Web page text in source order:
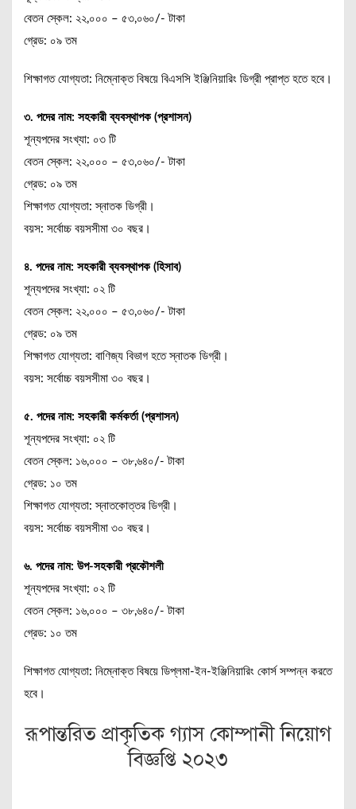
বেতন স্কেল: ২২,০০০ – ৫৩,০৬০/- টাকা
গ্রেড: ০৯ তম
শিক্ষাগত যোগ্যতা: নিম্নোক্ত বিষয়ে বিএসসি ইঞ্জিনিয়ারিং ডিগ্রী প্রাপ্ত হতে হবে।
৩. পদের নাম: সহকারী ব্যবস্থাপক (প্রশাসন)
শূন্যপদের সংখ্যা: ০৩ টি
বেতন স্কেল: ২২,০০০ – ৫৩,০৬০/- টাকা
গ্রেড: ০৯ তম
শিক্ষাগত যোগ্যতা: স্নাতক ডিগ্রী।
বয়স: সর্বোচ্চ বয়সসীমা ৩০ বছর।
৪. পদের নাম: সহকারী ব্যবস্থাপক (হিসাব)
শূন্যপদের সংখ্যা: ০২ টি
বেতন স্কেল: ২২,০০০ – ৫৩,০৬০/- টাকা
গ্রেড: ০৯ তম
শিক্ষাগত যোগ্যতা: বাণিজ্য বিভাগ হতে স্নাতক ডিগ্রী।
বয়স: সর্বোচ্চ বয়সসীমা ৩০ বছর।
৫. পদের নাম: সহকারী কর্মকর্তা (প্রশাসন)
শূন্যপদের সংখ্যা: ০২ টি
বেতন স্কেল: ১৬,০০০ – ৩৮,৬৪০/- টাকা
গ্রেড: ১০ তম
শিক্ষাগত যোগ্যতা: স্নাতকোত্তর ডিগ্রী।
বয়স: সর্বোচ্চ বয়সসীমা ৩০ বছর।
৬. পদের নাম: উপ-সহকারী প্রকৌশলী
শূন্যপদের সংখ্যা: ০২ টি
বেতন স্কেল: ১৬,০০০ – ৩৮,৬৪০/- টাকা
গ্রেড: ১০ তম
শিক্ষাগত যোগ্যতা: নিম্নোক্ত বিষয়ে ডিপ্লমা-ইন-ইঞ্জিনিয়ারিং কোর্স সম্পন্ন করতে
হবে।
রূপান্তরিত প্রাকৃতিক গ্যাস কোম্পানী নিয়োগ
বিজ্ঞপ্তি ২০২৩